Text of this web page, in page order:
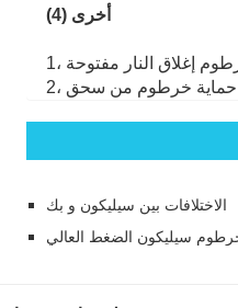
(4) أخرى
الاختلافات بين سيليكون و بك
خرطوم سيليكون الضغط العالي